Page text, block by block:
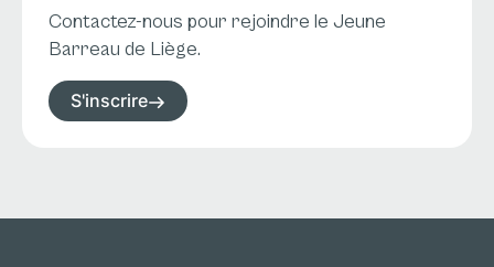
Contactez-nous pour rejoindre le Jeune
Barreau de Liège.
S'inscrire